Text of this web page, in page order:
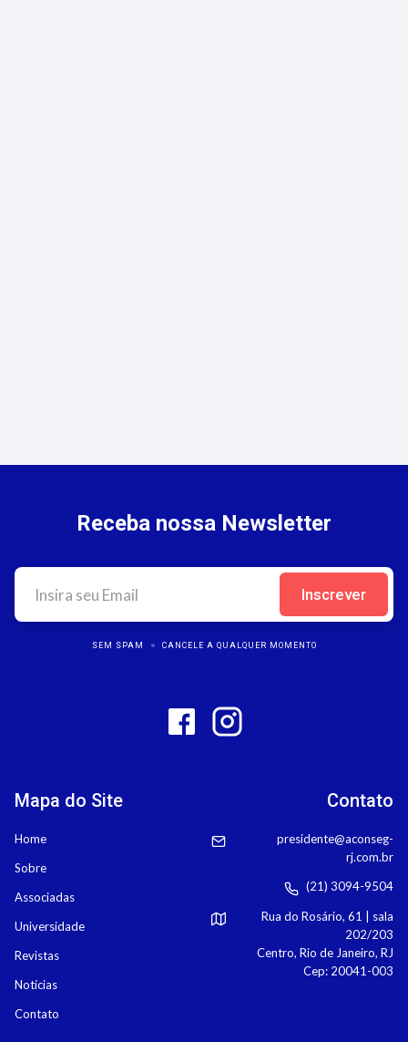
Mapa do Site
Home
Sobre
Associadas
Universidade
Revistas
Notícias
Contato
Receba nossa Newsletter
SEM SPAM CANCELE A QUALQUER MOMENTO
Contato
presidente@aconseg-
rj.com.br
(21) 3094-9504
Rua do Rosário, 61 | sala
202/203
Centro, Rio de Janeiro, RJ
Cep: 20041-003